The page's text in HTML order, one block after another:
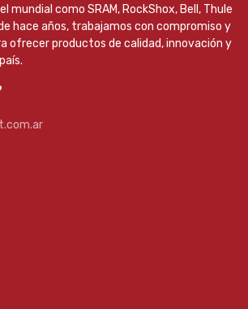
mundial como SRAM, RockShox, Bell, Thule
hace años, trabajamos con compromiso y
ofrecer productos de calidad, innovación y